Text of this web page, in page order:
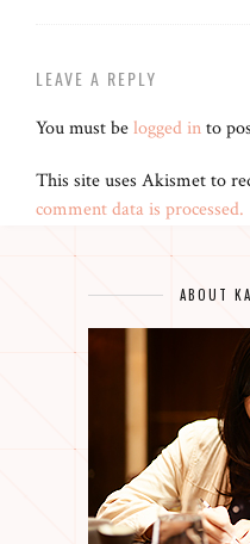
LEAVE A REPLY
You must belogged into
This site uses Akismet to
comment data is processed.
ABOUT